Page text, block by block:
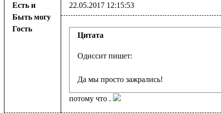
Есть и
Быть могу
Гость
22.05.2017 12:15:53
Цитата
Да мы просто зажрались!
потому что .